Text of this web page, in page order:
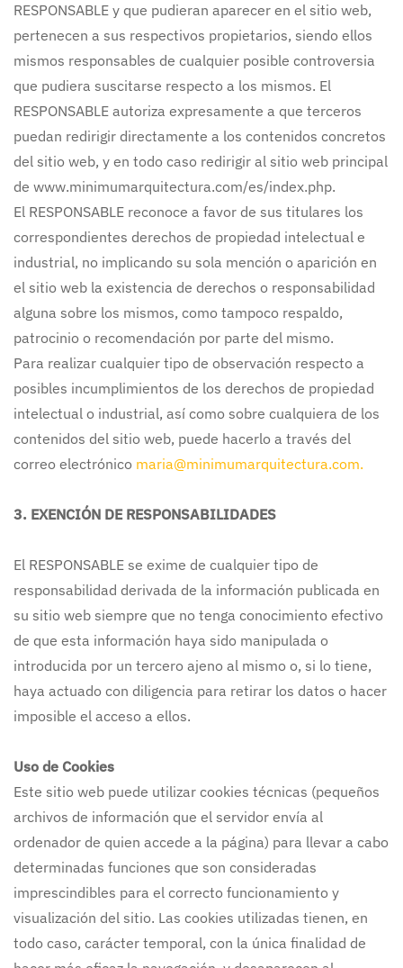
RESPONSABLE y que pudieran aparecer en el sitio web,
pertenecen a sus respectivos propietarios, siendo ellos
mismos responsables de cualquier posible controversia
que pudiera suscitarse respecto a los mismos. El
RESPONSABLE autoriza expresamente a que terceros
puedan redirigir directamente a los contenidos concretos
del sitio web, y en todo caso redirigir al sitio web principal
de www.minimumarquitectura.com/es/index.php.
El RESPONSABLE reconoce a favor de sus titulares los
correspondientes derechos de propiedad intelectual e
industrial, no implicando su sola mención o aparición en
el sitio web la existencia de derechos o responsabilidad
alguna sobre los mismos, como tampoco respaldo,
patrocinio o recomendación por parte del mismo.
Para realizar cualquier tipo de observación respecto a
posibles incumplimientos de los derechos de propiedad
intelectual o industrial, así como sobre cualquiera de los
contenidos del sitio web, puede hacerlo a través del
correo electrónico maria@minimumarquitectura.com.
3. EXENCIÓN DE RESPONSABILIDADES
El RESPONSABLE se exime de cualquier tipo de
responsabilidad derivada de la información publicada en
su sitio web siempre que no tenga conocimiento efectivo
de que esta información haya sido manipulada o
introducida por un tercero ajeno al mismo o, si lo tiene,
haya actuado con diligencia para retirar los datos o hacer
imposible el acceso a ellos.
Uso de Cookies
Este sitio web puede utilizar cookies técnicas (pequeños
archivos de información que el servidor envía al
ordenador de quien accede a la página) para llevar a cabo
determinadas funciones que son consideradas
imprescindibles para el correcto funcionamiento y
visualización del sitio. Las cookies utilizadas tienen, en
todo caso, carácter temporal, con la única finalidad de